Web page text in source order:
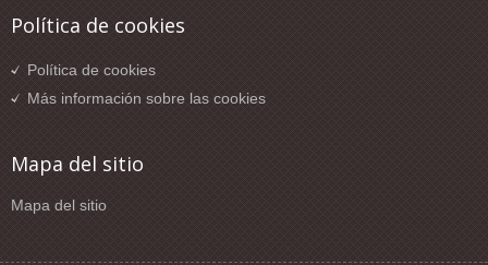
Política de cookies
Política de cookies
Más información sobre las cookies
Mapa del sitio
Mapa del sitio